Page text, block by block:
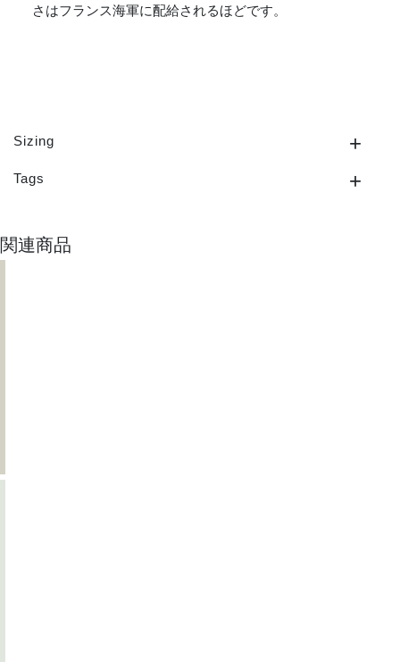
さはフランス海軍に配給されるほどです。
Sizing
Tags
関連商品